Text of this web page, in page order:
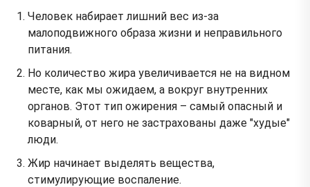
Человек набирает лишний вес из-за
малоподвижного образа жизни и неправильного
питания.
Но количество жира увеличивается не на видном
месте, как мы ожидаем, а вокруг внутренних
органов. Этот тип ожирения – самый опасный и
коварный, от него не застрахованы даже "худые"
люди.
Жир начинает выделять вещества,
стимулирующие воспаление.